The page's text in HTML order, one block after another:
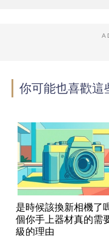
你可能也喜歡這
是時候該換新相機了
個你手上器材真的需
級的理由